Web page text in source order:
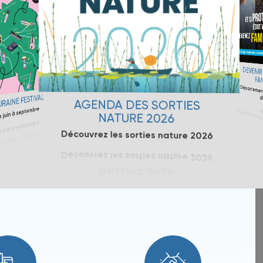
AGENDA DES SORTIES
NATURE 2026
Découvrez les sorties nature 2026
DEVENIR
Le